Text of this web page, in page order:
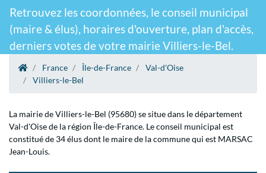
Retrouvez les coordonnées, le conseil municipal
(maire & élus), horaires d'ouverture, plan d'accès,
derniers votes de votre mairie Villiers-le-Bel.
France Île-de-France
Val-d'Oise
Villiers-le-Bel
La mairie de Villiers-le-Bel (95680) se situe dans le département
Val-d'Oise de la région Île-de-France. Le conseil municipal est
constitué de 34 élus dont le maire de la commune qui est MARSAC
Jean-Louis.